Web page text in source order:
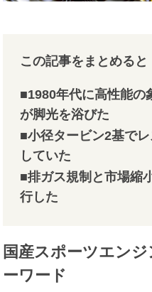
この記事をまとめると
■1980年代に高性能の
が脚光を浴びた
■小径タービン2基で
していた
■排ガス規制と市場縮
行した
国産スポーツエン
ーワード